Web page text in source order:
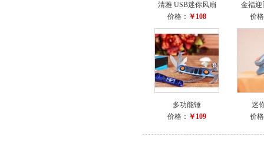
清雅 USB迷你风扇
价格： ￥108
金福迎
价
多功能锤
价格： ￥109
迷
价